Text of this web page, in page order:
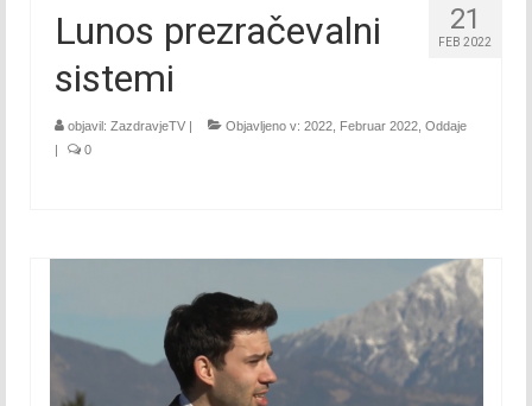
Oktober 2017
Februar 2018
Marec 2018
April 2018
21
FEB 2022
Lunos prezračevalni
sistemi
objavil: ZazdravjeTV | Objavljeno v: 2022 Februar 2022 Oddaje
|
0